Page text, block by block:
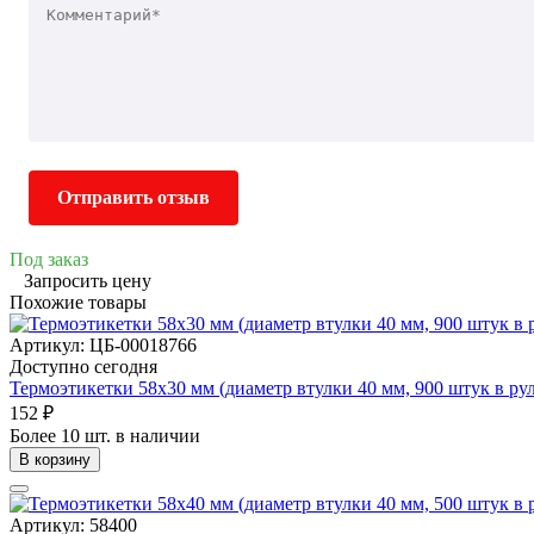
Отправить отзыв
Под заказ
Запросить цену
Похожие товары
Артикул: ЦБ-00018766
Доступно сегодня
Термоэтикетки 58х30 мм (диаметр втулки 40 мм, 900 штук в
152 ₽
Более 10 шт. в наличии
В корзину
Артикул: 58400